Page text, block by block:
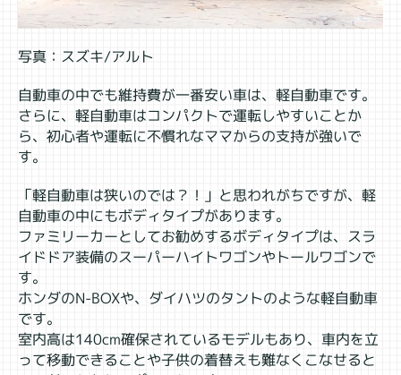
写真：スズキ/アルト
自動車の中でも維持費が一番安い車は、軽自動車です。
さらに、軽自動車はコンパクトで運転しやすいことか
ら、初心者や運転に不慣れなママからの支持が強いで
す。
「軽自動車は狭いのでは？！」と思われがちですが、軽
自動車の中にもボディタイプがあります。
ファミリーカーとしてお勧めするボディタイプは、スラ
イドドア装備のスーパーハイトワゴンやトールワゴンで
す。
ホンダのN-BOXや、ダイハツのタントのような軽自動車
です。
室内高は140cm確保されているモデルもあり、車内を立
って移動できることや子供の着替えも難なくこなせると